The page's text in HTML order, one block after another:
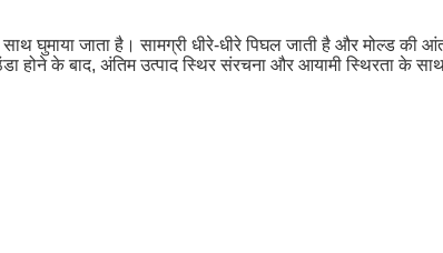
साथ घुमाया जाता है। सामग्री धीरे-धीरे पिघल जाती है और मोल्ड
होने के बाद, अंतिम उत्पाद स्थिर संरचना और आयामी स्थिरता के साथ